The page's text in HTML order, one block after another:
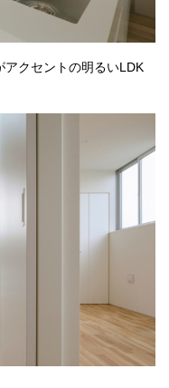
クセントの明るいLDK